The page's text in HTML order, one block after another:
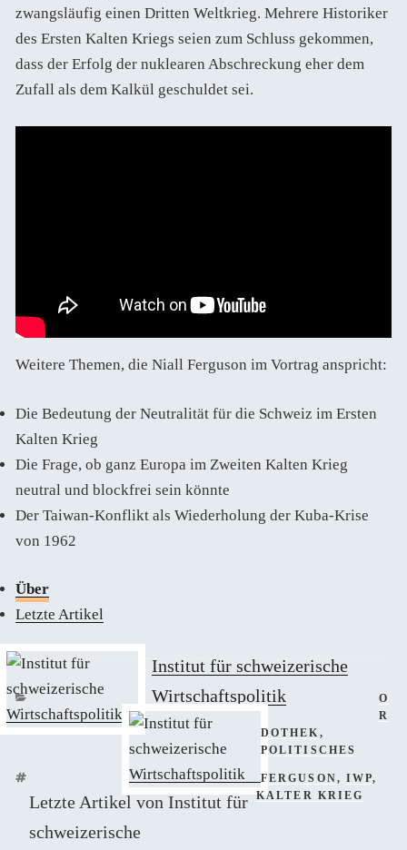
zwangsläufig einen Dritten Weltkrieg. Mehrere Historiker
des Ersten Kalten Kriegs seien zum Schluss gekommen,
dass der Erfolg der nuklearen Abschreckung eher dem
Zufall als dem Kalkül geschuldet sei.
Weitere Themen, die Niall Ferguson im Vortrag anspricht:
Die Bedeutung der Neutralität für die Schweiz im Ersten
Kalten Krieg
Die Frage, ob ganz Europa im Zweiten Kalten Krieg
neutral und blockfrei sein könnte
Der Taiwan-Konflikt als Wiederholung der Kuba-Krise
von 1962
Über
Letzte Artikel
Institut für schweizerische
Wirtschaftspolitik
Letzte Artikel von Institut für
schweizerische
O
R
DOTHEK ,
POLITISCHES
SCHLAGWÖRTER
FERGUSON ,IWP,
KALTER KRIEG